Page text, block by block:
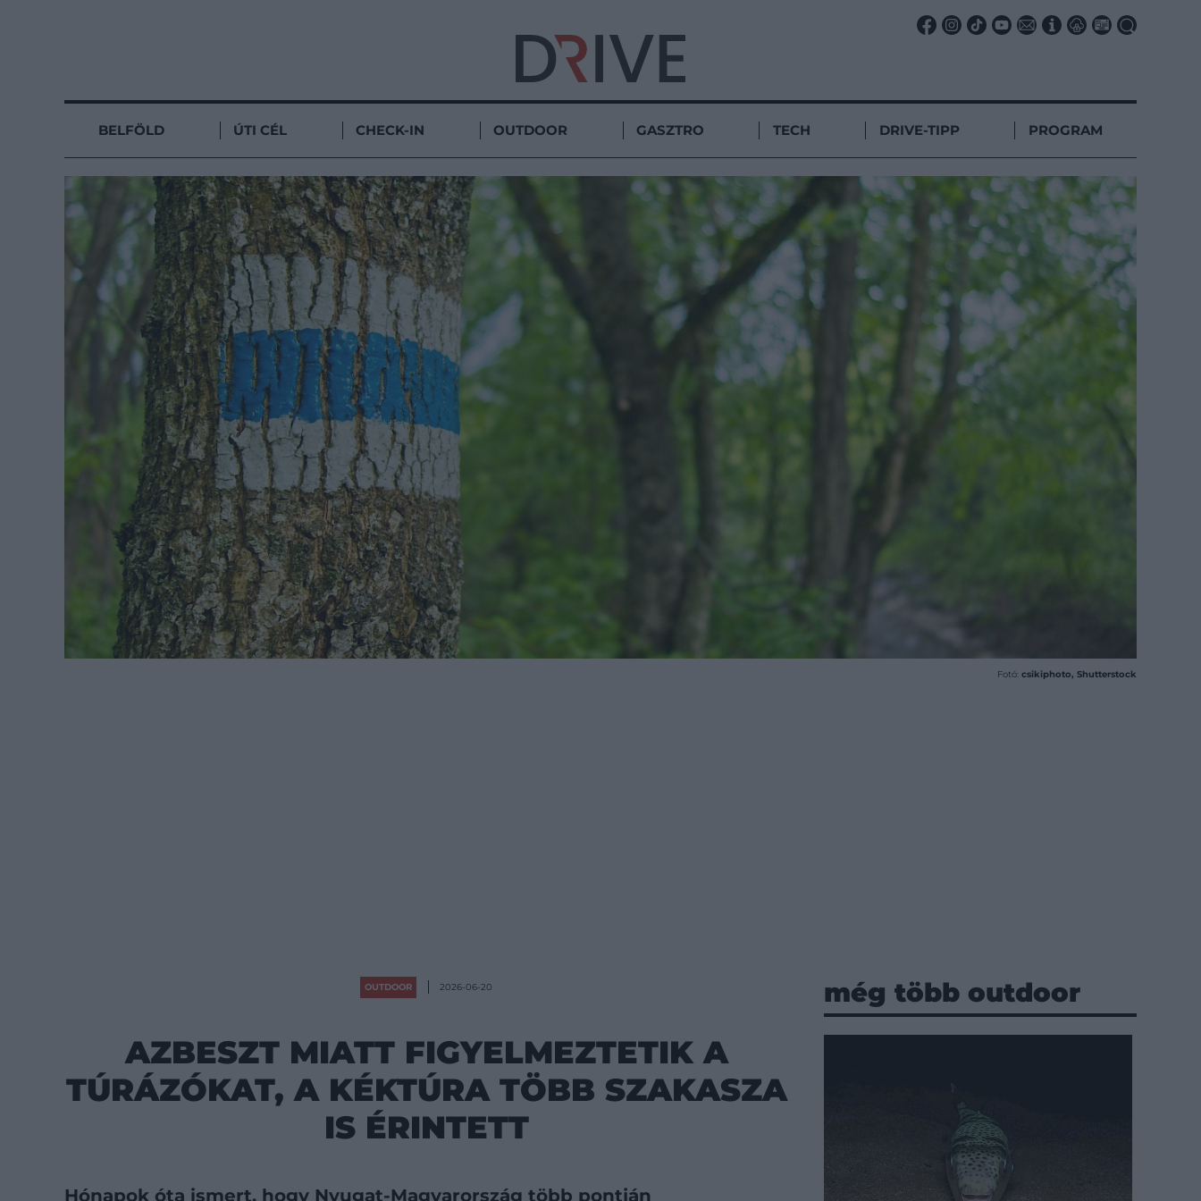
BELFÖLD ÚTI CÉL CHECK-IN OUTDOOR GASZTRO TECH DRIVE-TIPP PROGRAM
Fotó: csikiphoto, Shutterstock
OUTDOOR 2026-06-20
AZBESZT MIATT FIGYELMEZTETIK A
TÚRÁZÓKAT, A KÉKTÚRA TÖBB SZAKASZA
IS ÉRINTETT
Hónapok óta ismert, hogy Nyugat-Magyarország több pontján
még több outdoor